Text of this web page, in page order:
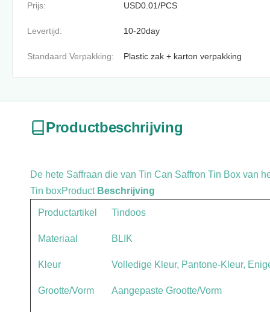
Prijs: USD0.01/PCS
Levertijd: 10-20day
Standaard Verpakking: Plastic zak + karton verpakking
Productbeschrijving
De hete Saffraan die van Tin Can Saffron Tin Box van
Tin boxProduct Beschrijving
Productartikel Tindoos
Materiaal BLIK
Kleur Volledige Kleur, Pantone-Kleur,
Grootte/Vorm Aangepaste Grootte/Vorm